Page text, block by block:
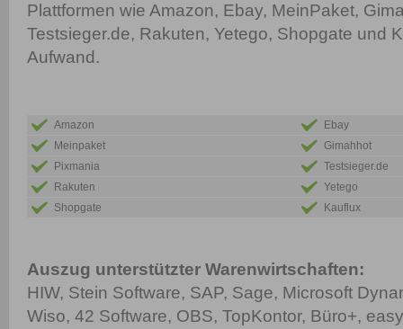
Plattformen wie Amazon, Ebay, MeinPaket,
Testsieger.de, Rakuten, Yetego, Shopgate und
Aufwand.
Amazon
Ebay
Meinpaket
Gimahhot
Pixmania
Testsieger.de
Rakuten
Yetego
Shopgate
Kauflux
Auszug unterstützter Warenwirtschaften:
HIW, Stein Software, SAP, Sage, Microsoft
Wiso, 42 Software, OBS, TopKontor, Büro+,